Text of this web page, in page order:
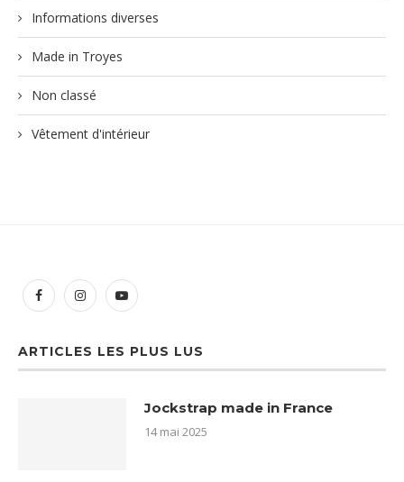
Informations diverses
Made in Troyes
Non classé
Vêtement d'intérieur
ARTICLES LES PLUS LUS
Jockstrap made in France
14 mai 2025